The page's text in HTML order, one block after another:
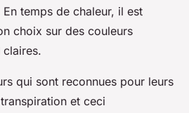
En temps de chaleur, il est
choix sur des couleurs
claires.
qui sont reconnues pour leurs
et ceci